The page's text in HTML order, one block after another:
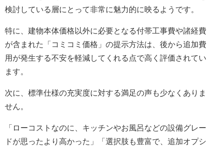
検討している層にとって非常に魅力的に映るようです。
特に、建物本体価格以外に必要となる付帯工事費や諸経費
が含まれた「コミコミ価格」の提示方法は、後から追加費
用が発生する不安を軽減してくれる点で高く評価されてい
ます。
次に、標準仕様の充実度に対する満足の声も少なくありま
せん。
「ローコストなのに、キッチンやお風呂などの設備グレー
ドが思ったより高かった」「選択肢も豊富で、追加オプシ